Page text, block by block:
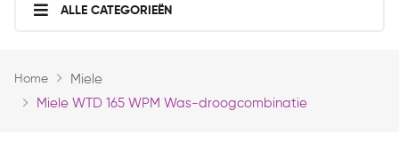
ALLE CATEGORIEËN
Home
Miele
Miele WTD 165 WPM Was-droogcombinatie